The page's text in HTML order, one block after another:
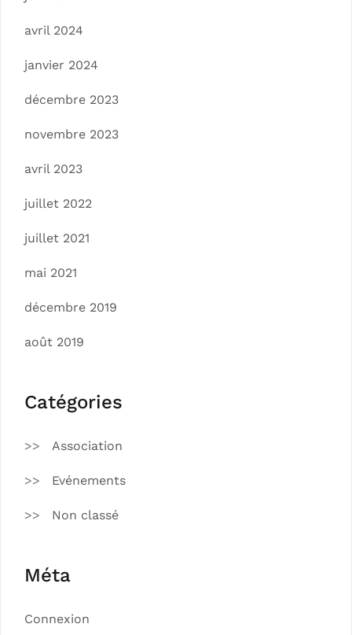
avril 2024
janvier 2024
décembre 2023
novembre 2023
avril 2023
juillet 2022
juillet 2021
mai 2021
décembre 2019
août 2019
Catégories
Association
Evénements
Non classé
Méta
Connexion